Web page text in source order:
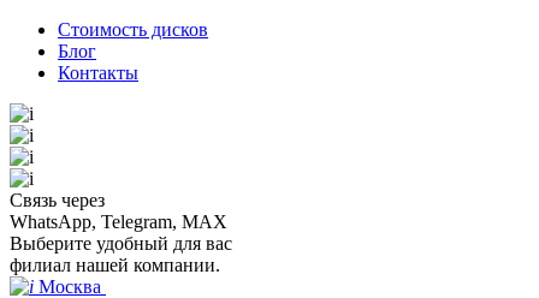
Стоимость дисков
Блог
Контакты
Связь через
WhatsApp, Telegram, MAX
Выберите удобный для вас
филиал нашей компании.
Москва